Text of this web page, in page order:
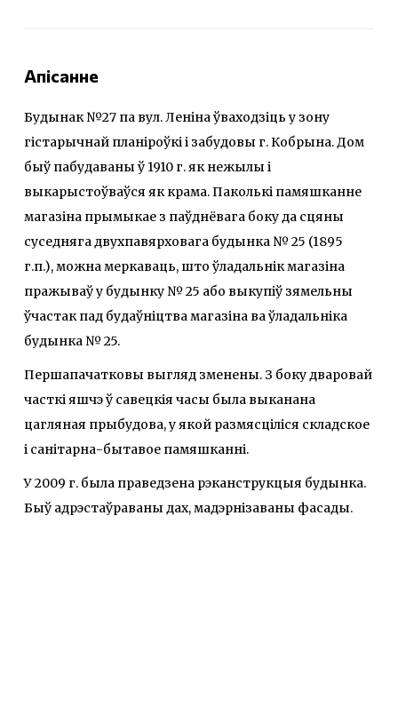
Апісанне
Будынак №27 па вул. Леніна ўваходзіць у зону
гістарычнай планіроўкі і забудовы г. Кобрына. Дом
быў пабудаваны ў 1910 г. як нежылы і
выкарыстоўваўся як крама. Паколькі памяшканне
магазіна прымыкае з паўднёвага боку да сцяны
суседняга двухпавярховага будынка № 25 (1895
г.п.), можна меркаваць, што ўладальнік магазіна
пражываў у будынку № 25 або выкупіў зямельны
ўчастак пад будаўніцтва магазіна ва ўладальніка
будынка № 25.
Першапачатковы выгляд зменены. З боку дваровай
часткі яшчэ ў савецкія часы была выканана
цагляная прыбудова, у якой размясціліся складское
і санітарна-бытавое памяшканні.
У 2009 г. была праведзена рэканструкцыя будынка.
Быў адрэстаўраваны дах, мадэрнізаваны фасады.